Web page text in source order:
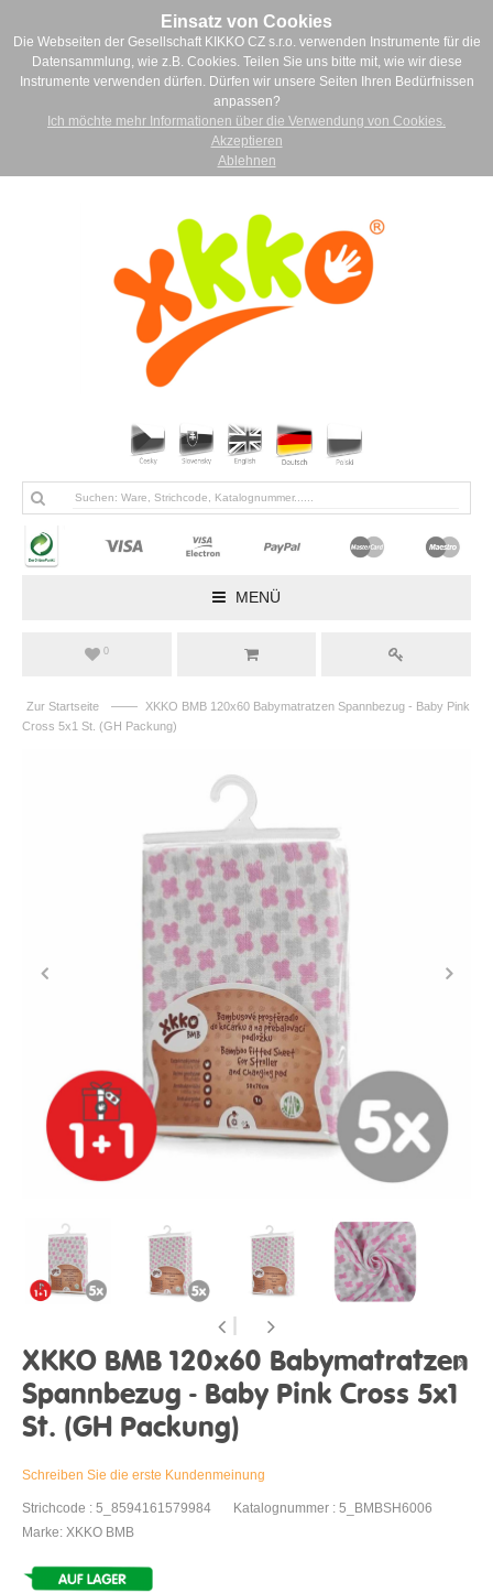
Einsatz von Cookies
Die Webseiten der Gesellschaft KIKKO CZ s.r.o. verwenden Instrumente für die
Datensammlung, wie z.B. Cookies. Teilen Sie uns bitte mit, wie wir diese
Instrumente verwenden dürfen. Dürfen wir unsere Seiten Ihren Bedürfnissen
anpassen?
Ich möchte mehr Informationen über die Verwendung von Cookies.
Akzeptieren
Ablehnen
MENÜ
0
Zur Startseite ——
XKKO BMB 120x60 Babymatratzen Spannbezug - Baby Pink
Cross 5x1 St. (GH Packung)
XKKO BMB 120x60 Babymatratzen
Spannbezug - Baby Pink Cross 5x1
St. (GH Packung)
Schreiben Sie die erste Kundenmeinung
Strichcode : 5_8594161579984
Katalognummer : 5_BMBSH6006
Marke: XKKO BMB